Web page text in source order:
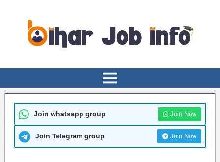
Join whatsapp group Join Now
Join Telegram group Join Now